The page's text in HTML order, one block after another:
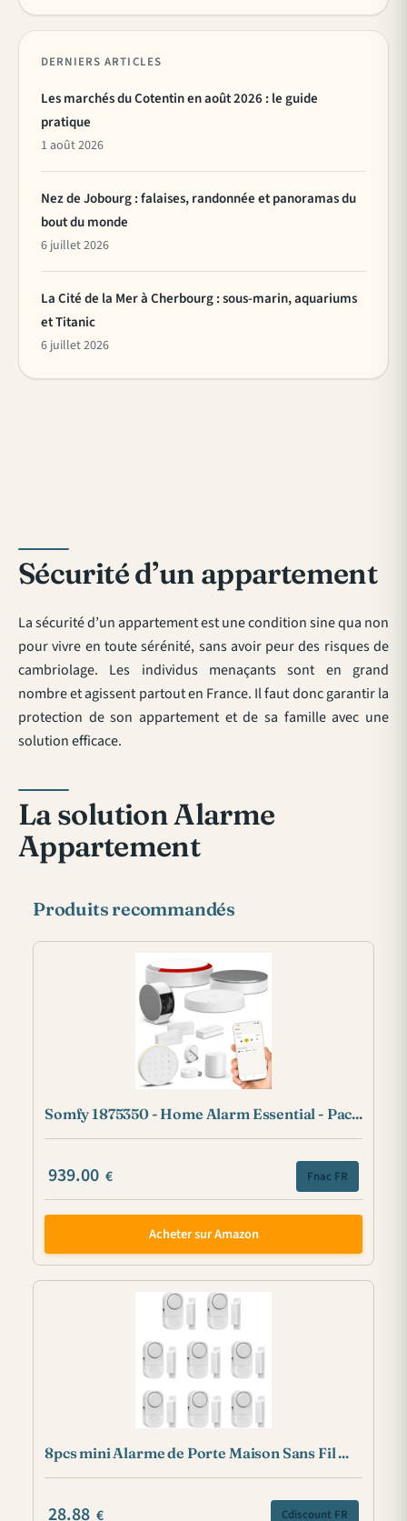
Sécurité d’un appartement
La sécurité d’un appartement est une condition sine qua non
pour vivre en toute sérénité, sans avoir peur des risques de
cambriolage. Les individus menaçants sont en grand
nombre et agissent partout en France. Il faut donc garantir la
protection de son appartement et de sa famille avec une
solution efficace.
La solution Alarme
Appartement
Produits recommandés
Somfy 1875350 - Home Alarm Essential - Pac...
939.00 € Fnac FR
Acheter sur Amazon
8pcs mini Alarme de Porte Maison Sans Fil ...
28.88 € Cdiscount FR
DERNIERS ARTICLES
Les marchés du Cotentin en août 2026 : le guide
pratique
1 août 2026
Nez de Jobourg : falaises, randonnée et panoramas du
bout du monde
6 juillet 2026
La Cité de la Mer à Cherbourg : sous-marin, aquariums
et Titanic
6 juillet 2026